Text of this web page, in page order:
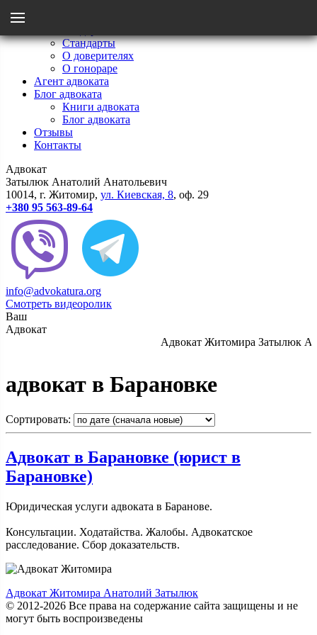
Стандарты
О доверителях
О гонораре
Агент адвоката
Блог адвоката
Книги адвоката
Блог адвоката
Отзывы
Контакты
Адвокат
Затылюк Анатолий Анатольевич
10014, г. Житомир, ул. Киевcкая, 8, оф. 29
+380 95 563-89-64
info@advokatura.org
Смотреть видеоролик
Ваш
Адвокат
Адвокат Житомира Затылюк
адвокат в Барановке
Сортировать:
Адвокат в Барановке (юрист в
Барановке)
Юридическая услуги адвоката в Баранове.
Консультации. Ходатайства. Жалобы. Адвокатское
расследование. Сбор доказательств.
Адвокат Житомира Анатолий Затылюк
© 2012-2026 Все права на содержание сайта защищены и не
могут быть воспроизведены
Назад
Стандарты
О гонораре
О доверителях